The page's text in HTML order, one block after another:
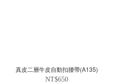
真皮二層牛皮自動扣腰帶(A135)
NT$650